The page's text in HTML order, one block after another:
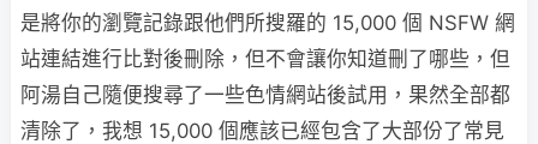
是將你的瀏覽記錄跟他們所搜羅的 15,000 個 NSFW 網
站連結進行比對後刪除，但不會讓你知道刪了哪些，但
阿湯自己隨便搜尋了一些色情網站後試用，果然全部都
清除了，我想 15,000 個應該已經包含了大部份了常見